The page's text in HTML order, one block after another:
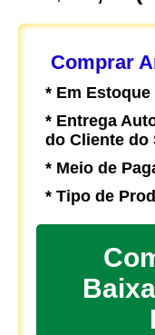
Comprar
* Em Estoque
* Entrega
do Cliente do
* Meio de
* Tipo de